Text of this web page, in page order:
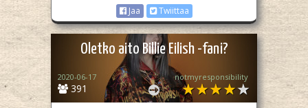
Jaa
Twiittaa
Oletko aito Billie Eilish -fani?
391
2020-06-17 notmyresponsibility